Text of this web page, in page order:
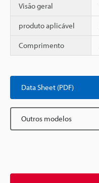
Visão geral
produto aplicável
Comprimento
Data Sheet (PDF)
Outros modelos